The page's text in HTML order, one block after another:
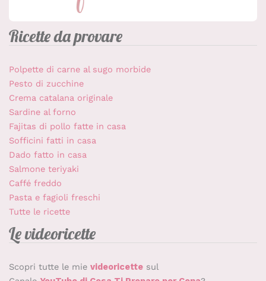
Ricette da provare
Polpette di carne al sugo morbide
Pesto di zucchine
Crema catalana originale
Sardine al forno
Fajitas di pollo fatte in casa
Sofficini fatti in casa
Dado fatto in casa
Salmone teriyaki
Caffé freddo
Pasta e fagioli freschi
Tutte le ricette
Le videoricette
Scopri tutte le mie videoricettesul